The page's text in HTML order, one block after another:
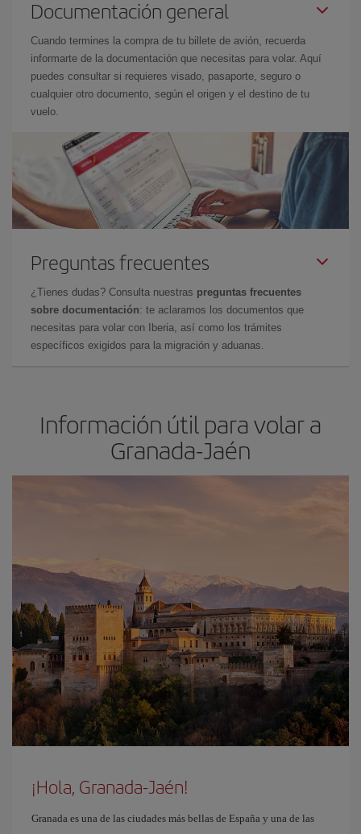
Documentación general
Cuando termines la compra de tu billete de avión, recuerda
informarte de la documentación que necesitas para volar. Aquí
puedes consultar si requieres visado, pasaporte, seguro o
cualquier otro documento, según el origen y el destino de tu
vuelo.
Preguntas frecuentes
¿Tienes dudas? Consulta nuestras preguntas frecuentes
sobre documentación: te aclaramos los documentos que
necesitas para volar con Iberia, así como los trámites
específicos exigidos para la migración y aduanas.
Información útil para volar a
Granada-Jaén
¡Hola, Granada-Jaén!
Granada es una de las ciudades más bellas de España y una de las